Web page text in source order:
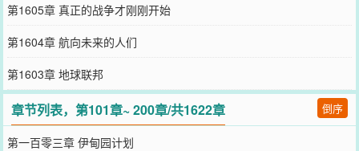
第1605章 真正的战争才刚刚开始
第1604章 航向未来的人们
第1603章 地球联邦
章节列表，第101章~ 200章/共1622章 倒序
第一百零三章 伊甸园计划